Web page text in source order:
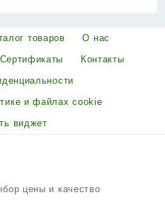
товаров
О нас
Сертификаты
Контакты
и файлах cookie
виджет
цены и качество